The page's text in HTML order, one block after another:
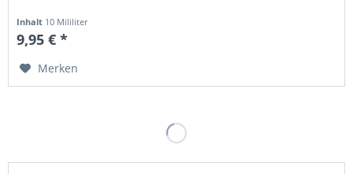
Inhalt 10 Mililiter
9,95 € *
Merken